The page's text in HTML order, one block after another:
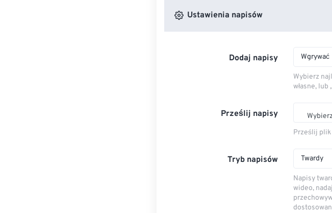
Ustawienia napisów
Dodaj napisy Wgrywać
Wybierz
własne,
Prześlij napisy
Prześlij plik
Tryb napisów Twardy
Napisy
wideo,